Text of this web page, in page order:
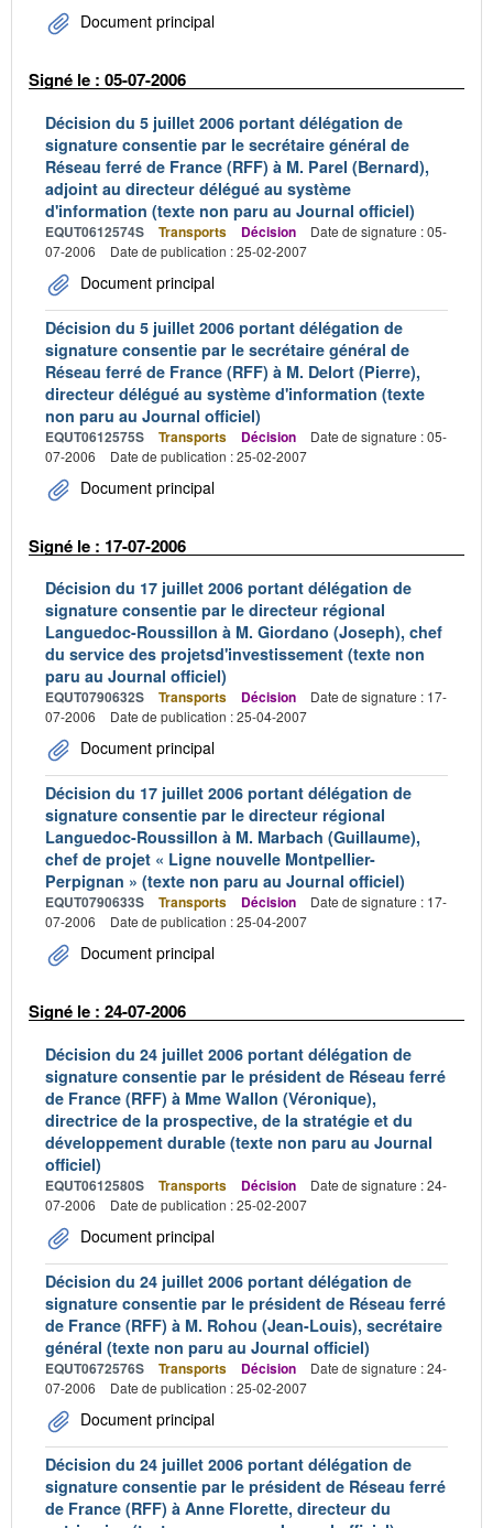
Document principal
Signé le : 05-07-2006
Décision du 5 juillet 2006 portant délégation de
signature consentie par le secrétaire général de
Réseau ferré de France (RFF) à M. Parel (Bernard),
adjoint au directeur délégué au système
d'information (texte non paru au Journal officiel)
EQUT0612574S Transports Décision
Date de signature : 05-
07-2006
Date de publication : 25-02-2007
Document principal
Décision du 5 juillet 2006 portant délégation de
signature consentie par le secrétaire général de
Réseau ferré de France (RFF) à M. Delort (Pierre),
directeur délégué au système d'information (texte
non paru au Journal officiel)
EQUT0612575S Transports Décision
Date de signature : 05-
07-2006
Date de publication : 25-02-2007
Document principal
Signé le : 17-07-2006
Décision du 17 juillet 2006 portant délégation de
signature consentie par le directeur régional
Languedoc-Roussillon à M. Giordano (Joseph), chef
du service des projetsd'investissement (texte non
paru au Journal officiel)
EQUT0790632S Transports Décision
Date de signature : 17-
07-2006
Date de publication : 25-04-2007
Document principal
Décision du 17 juillet 2006 portant délégation de
signature consentie par le directeur régional
Languedoc-Roussillon à M. Marbach (Guillaume),
chef de projet « Ligne nouvelle Montpellier-
Perpignan » (texte non paru au Journal officiel)
EQUT0790633S Transports Décision
Date de signature : 17-
07-2006
Date de publication : 25-04-2007
Document principal
Signé le : 24-07-2006
Décision du 24 juillet 2006 portant délégation de
signature consentie par le président de Réseau ferré
de France (RFF) à Mme Wallon (Véronique),
directrice de la prospective, de la stratégie et du
développement durable (texte non paru au Journal
officiel)
EQUT0612580S Transports Décision
Date de signature : 24-
07-2006
Date de publication : 25-02-2007
Document principal
Décision du 24 juillet 2006 portant délégation de
signature consentie par le président de Réseau ferré
de France (RFF) à M. Rohou (Jean-Louis), secrétaire
général (texte non paru au Journal officiel)
EQUT0672576S Transports Décision
Date de signature : 24-
07-2006
Date de publication : 25-02-2007
Document principal
Décision du 24 juillet 2006 portant délégation de
signature consentie par le président de Réseau ferré
de France (RFF) à Anne Florette, directeur du